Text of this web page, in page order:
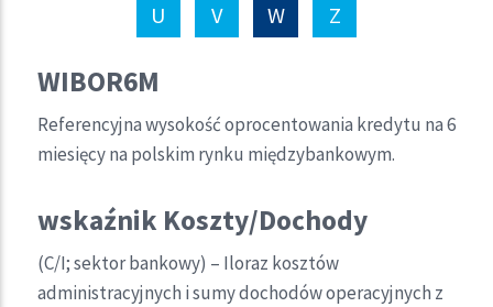
U
V W Z
WIBOR6M
Referencyjna wysokość oprocentowania kredytu na 6
miesięcy na polskim rynku międzybankowym.
wskaźnik Koszty/Dochody
(C/I; sektor bankowy) – Iloraz kosztów
administracyjnych i sumy dochodów operacyjnych z